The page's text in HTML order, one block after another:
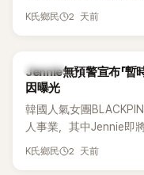
度談起自己幼年罹患小
K氏鄉民 2 天前
K-POP
Jennie無預警宣布「暫
因曝光
韓國人氣女團
人事業，其中Jennie即
出中搶先公開新歌，引
K氏鄉民 2 天前